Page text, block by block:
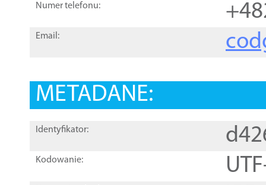
Numer telefonu:
Email:
METADANE:
Identyfikator:
Kodowanie: